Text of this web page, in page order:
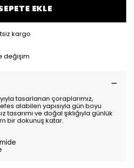
EKLE
kargo
değişim
tasarlanan çoraplarımız,
alabilen yapısıyla gün boyu
tasarımı ve doğal şıklığıyla günlük
bir dokunuş katar.